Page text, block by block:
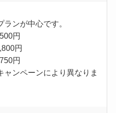
ンが中心です。
円
円
円
ンペーンにより異なりま